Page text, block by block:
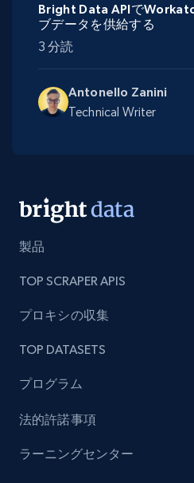
Antonello Zanini
Technical Writer
Bright Data APIで
ブデータを供給する
3 分読
製品
TOP SCRAPER APIS
プロキシの収集
TOP DATASETS
プログラム
法的許諾事項
ラーニングセンター